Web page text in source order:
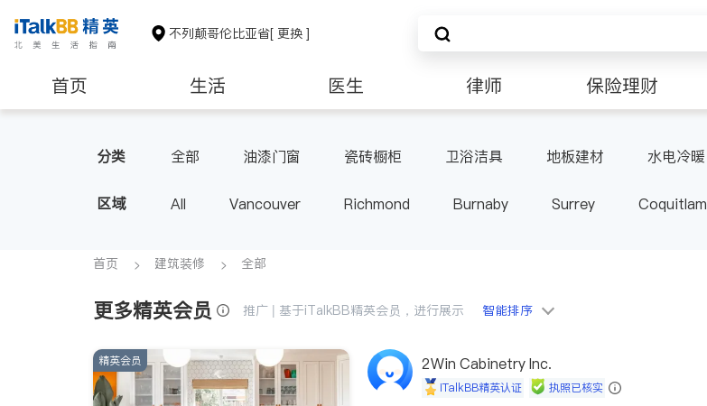
不列颠哥伦比亚省[ 更换 ]
首页 生活 医生 律师 保险理财
分类 全部 油漆门窗 瓷砖橱柜 卫浴洁具 地板建材 水电冷暖
区域 All Vancouver Richmond Burnaby Surrey Coquitlam
BC - Other Cities
首页 建筑装修 全部
更多精英会员 推广 | 基于iTalkBB精英会员，进行展示 智能排序
精英会员 2Win Cabinetry Inc.
iTalkBB精英认证 执照已核实